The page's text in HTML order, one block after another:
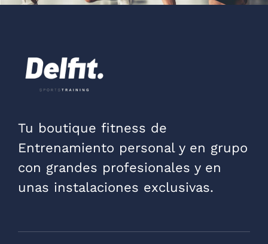
Tu boutique fitness de
Entrenamiento personal y en grupo
con grandes profesionales y en
unas instalaciones exclusivas.